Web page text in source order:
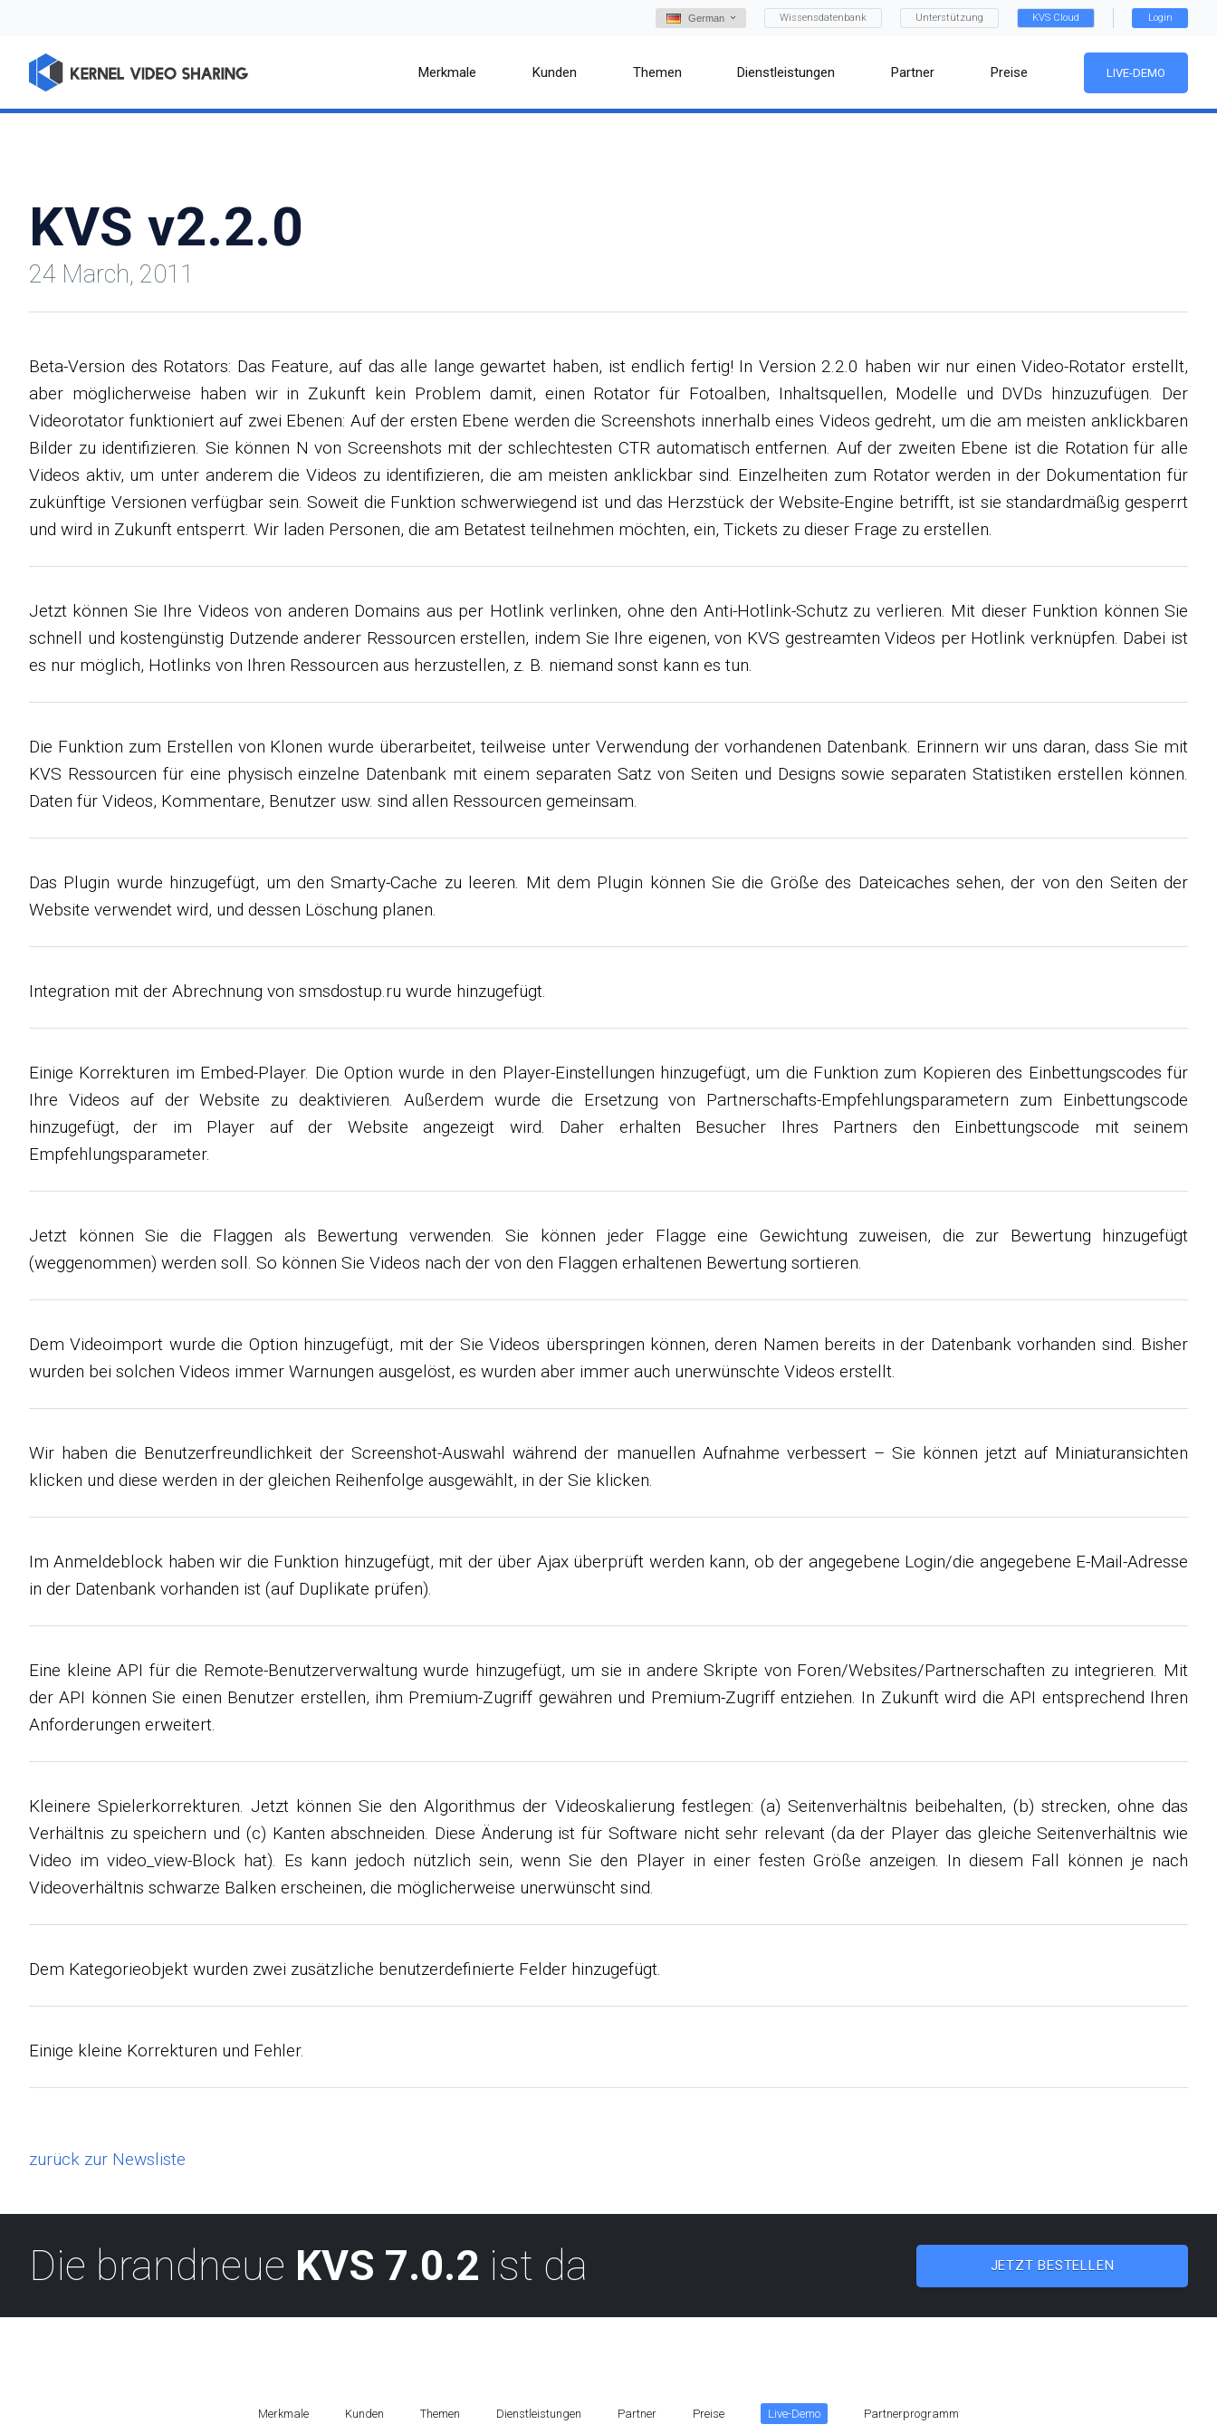
German Wissensdatenbank Unterstützung KVS Cloud Login
Merkmale Kunden Themen Dienstleistungen Partner Preise LIVE-DEMO
KVS v2.2.0
24 March, 2011
Beta-Version des Rotators: Das Feature, auf das alle lange gewartet haben, ist endlich fertig! In Version 2.2.0 haben wir nur einen Video-Rotator erstellt,
aber möglicherweise haben wir in Zukunft kein Problem damit, einen Rotator für Fotoalben, Inhaltsquellen, Modelle und DVDs hinzuzufügen. Der
Videorotator funktioniert auf zwei Ebenen: Auf der ersten Ebene werden die Screenshots innerhalb eines Videos gedreht, um die am meisten anklickbaren
Bilder zu identifizieren. Sie können N von Screenshots mit der schlechtesten CTR automatisch entfernen. Auf der zweiten Ebene ist die Rotation für alle
Videos aktiv, um unter anderem die Videos zu identifizieren, die am meisten anklickbar sind. Einzelheiten zum Rotator werden in der Dokumentation für
zukünftige Versionen verfügbar sein. Soweit die Funktion schwerwiegend ist und das Herzstück der Website-Engine betrifft, ist sie standardmäßig gesperrt
und wird in Zukunft entsperrt. Wir laden Personen, die am Betatest teilnehmen möchten, ein, Tickets zu dieser Frage zu erstellen.
Jetzt können Sie Ihre Videos von anderen Domains aus per Hotlink verlinken, ohne den Anti-Hotlink-Schutz zu verlieren. Mit dieser Funktion können Sie
schnell und kostengünstig Dutzende anderer Ressourcen erstellen, indem Sie Ihre eigenen, von KVS gestreamten Videos per Hotlink verknüpfen. Dabei ist
es nur möglich, Hotlinks von Ihren Ressourcen aus herzustellen, z. B. niemand sonst kann es tun.
Die Funktion zum Erstellen von Klonen wurde überarbeitet, teilweise unter Verwendung der vorhandenen Datenbank. Erinnern wir uns daran, dass Sie mit
KVS Ressourcen für eine physisch einzelne Datenbank mit einem separaten Satz von Seiten und Designs sowie separaten Statistiken erstellen können.
Daten für Videos, Kommentare, Benutzer usw. sind allen Ressourcen gemeinsam.
Das Plugin wurde hinzugefügt, um den Smarty-Cache zu leeren. Mit dem Plugin können Sie die Größe des Dateicaches sehen, der von den Seiten der
Website verwendet wird, und dessen Löschung planen.
Integration mit der Abrechnung von smsdostup.ru wurde hinzugefügt.
Einige Korrekturen im Embed-Player. Die Option wurde in den Player-Einstellungen hinzugefügt, um die Funktion zum Kopieren des Einbettungscodes für
Ihre Videos auf der Website zu deaktivieren. Außerdem wurde die Ersetzung von Partnerschafts-Empfehlungsparametern zum Einbettungscode
hinzugefügt, der im Player auf der Website angezeigt wird. Daher erhalten Besucher Ihres Partners den Einbettungscode mit seinem
Empfehlungsparameter.
Jetzt können Sie die Flaggen als Bewertung verwenden. Sie können jeder Flagge eine Gewichtung zuweisen, die zur Bewertung hinzugefügt
(weggenommen) werden soll. So können Sie Videos nach der von den Flaggen erhaltenen Bewertung sortieren.
Dem Videoimport wurde die Option hinzugefügt, mit der Sie Videos überspringen können, deren Namen bereits in der Datenbank vorhanden sind. Bisher
wurden bei solchen Videos immer Warnungen ausgelöst, es wurden aber immer auch unerwünschte Videos erstellt.
Wir haben die Benutzerfreundlichkeit der Screenshot-Auswahl während der manuellen Aufnahme verbessert – Sie können jetzt auf Miniaturansichten
klicken und diese werden in der gleichen Reihenfolge ausgewählt, in der Sie klicken.
Im Anmeldeblock haben wir die Funktion hinzugefügt, mit der über Ajax überprüft werden kann, ob der angegebene Login/die angegebene E-Mail-Adresse
in der Datenbank vorhanden ist (auf Duplikate prüfen).
Eine kleine API für die Remote-Benutzerverwaltung wurde hinzugefügt, um sie in andere Skripte von Foren/Websites/Partnerschaften zu integrieren. Mit
der API können Sie einen Benutzer erstellen, ihm Premium-Zugriff gewähren und Premium-Zugriff entziehen. In Zukunft wird die API entsprechend Ihren
Anforderungen erweitert.
Kleinere Spielerkorrekturen. Jetzt können Sie den Algorithmus der Videoskalierung festlegen: (a) Seitenverhältnis beibehalten, (b) strecken, ohne das
Verhältnis zu speichern und (c) Kanten abschneiden. Diese Änderung ist für Software nicht sehr relevant (da der Player das gleiche Seitenverhältnis wie
Video im video_view-Block hat). Es kann jedoch nützlich sein, wenn Sie den Player in einer festen Größe anzeigen. In diesem Fall können je nach
Videoverhältnis schwarze Balken erscheinen, die möglicherweise unerwünscht sind.
Dem Kategorieobjekt wurden zwei zusätzliche benutzerdefinierte Felder hinzugefügt.
Einige kleine Korrekturen und Fehler.
zurück zur Newsliste
Die brandneue KVS 7.0.2 ist da JETZT BESTELLEN
Merkmale Kunden Themen Dienstleistungen Partner Preise Live-Demo Partnerprogramm